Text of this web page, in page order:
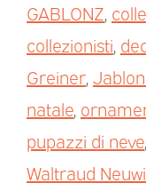
GABLONZ
collezionisti
Greiner
natale
pupazzi di neve
Waltraud